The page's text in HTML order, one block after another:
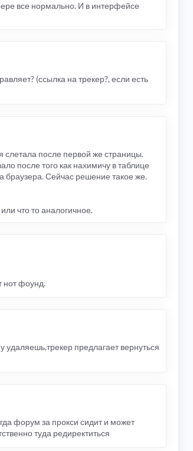
все нормально. И в интерфейсе
(ссылка на трекер?, если есть
слетала после первой же страницы.
после того как нахимичу в таблице
браузера. Сейчас решение такое же.
что то аналогичное.
нот фоунд.
предлагает вернуться
форум за прокси сидит и может
туда редиректиться